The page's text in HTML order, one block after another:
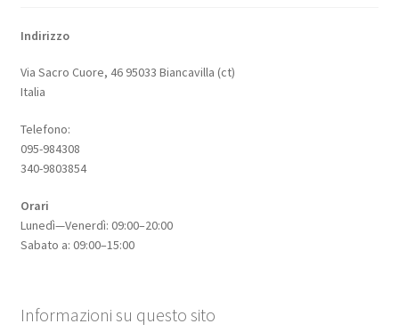
Indirizzo
Via Sacro Cuore, 46 95033 Biancavilla (ct)
Italia
Telefono:
095-984308
340-9803854
Orari
Lunedì—Venerdì: 09:00–20:00
Sabato a: 09:00–15:00
Informazioni su questo sito